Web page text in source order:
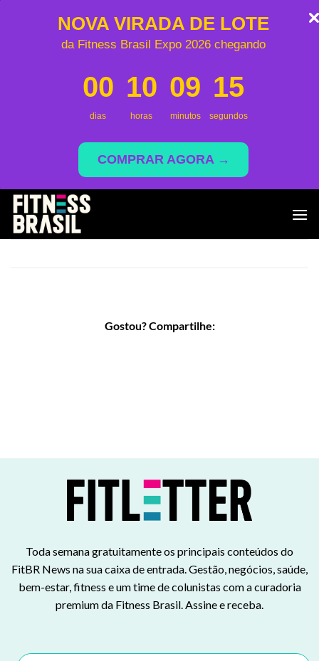
NOVA VIRADA DE LOTE
da Fitness Brasil Expo 2026 chegando
00
dias
10
horas
09
minutos
15
segundos
COMPRAR AGORA →
Skip
content
Gostou? Compartilhe:
Toda semana gratuitamente os principais conteúdos do
FitBR News na sua caixa de entrada. Gestão, negócios, saúde,
bem-estar, fitness e um time de colunistas com a curadoria
premium da Fitness Brasil. Assine e receba.